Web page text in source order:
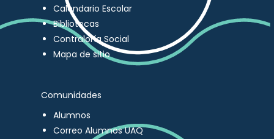
Calendario Escolar
Bibliotecas
Contraloría Social
Mapa de sitio
Comunidades
Alumnos
Correo Alumnos UAQ